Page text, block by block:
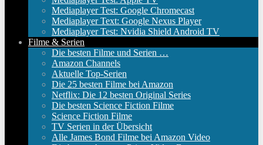
Mediaplayer Test: Google Chromecast
Mediaplayer Text: Google Nexus Player
Mediaplayer Test: Nvidia Shield Android TV
Filme & Serien
Die besten Filme und Serien …
Amazon Channels
Aktuelle Top-Serien
Die 25 besten Filme bei Amazon
Netflix: Die 12 besten Original Series
Die besten Science Fiction Filme
Science Fiction Filme
TV Serien in der Übersicht
Alle James Bond Filme bei Amazon Video